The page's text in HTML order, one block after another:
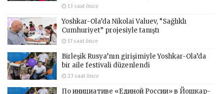
13 saat önce
Yoshkar-Ola’da Nikolai Valuev, “Sağlıklı
Cumhuriyet” projesiyle tanıştı
17 saat önce
Birleşik Rusya’nın girişimiyle Yoshkar-Ola’da
bir aile festivali düzenlendi
23 saat önce
По инициативе «Единой России» в Йошкар-